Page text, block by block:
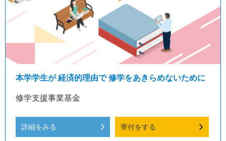
本学学生が 経済的理由で 修学をあきらめないために
修学支援事業基金
詳細をみる 寄付をする